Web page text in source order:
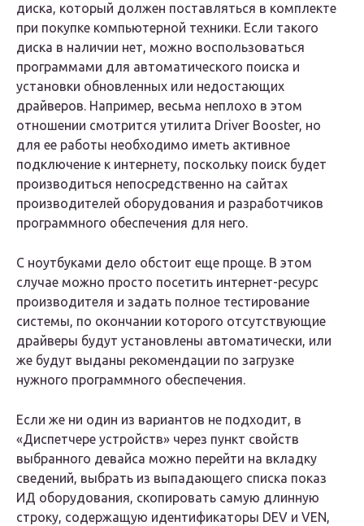
диска, который должен поставляться в комплекте
при покупке компьютерной техники. Если такого
диска в наличии нет, можно воспользоваться
программами для автоматического поиска и
установки обновленных или недостающих
драйверов. Например, весьма неплохо в этом
отношении смотрится утилита Driver Booster, но
для ее работы необходимо иметь активное
подключение к интернету, поскольку поиск будет
производиться непосредственно на сайтах
производителей оборудования и разработчиков
программного обеспечения для него.
С ноутбуками дело обстоит еще проще. В этом
случае можно просто посетить интернет-ресурс
производителя и задать полное тестирование
системы, по окончании которого отсутствующие
драйверы будут установлены автоматически, или
же будут выданы рекомендации по загрузке
нужного программного обеспечения.
Если же ни один из вариантов не подходит, в
«Диспетчере устройств» через пункт свойств
выбранного девайса можно перейти на вкладку
сведений, выбрать из выпадающего списка показ
ИД оборудования, скопировать самую длинную
строку, содержащую идентификаторы DEV и VEN,